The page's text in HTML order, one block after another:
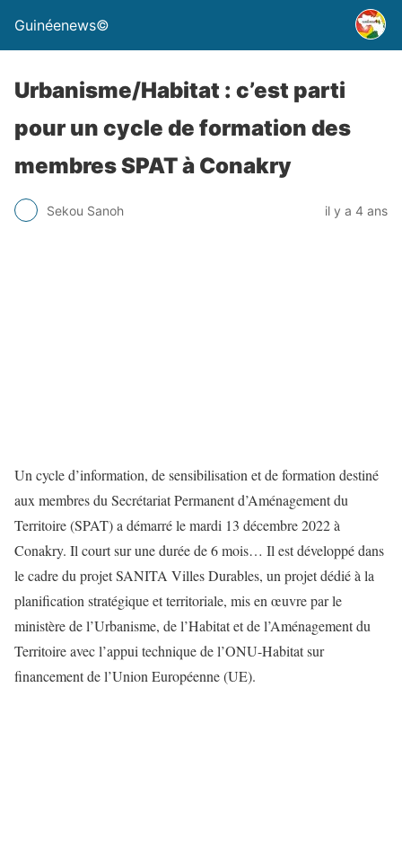
Guinéenews©
Urbanisme/Habitat : c’est parti
pour un cycle de formation des
membres SPAT à Conakry
Sekou Sanoh il y a 4 ans
Un cycle d’information, de sensibilisation et de formation destiné
aux membres du Secrétariat Permanent d’Aménagement du
Territoire (SPAT) a démarré le mardi 13 décembre 2022 à
Conakry. Il court sur une durée de 6 mois… Il est développé dans
le cadre du projet SANITA Villes Durables, un projet dédié à la
planification stratégique et territoriale, mis en œuvre par le
ministère de l’Urbanisme, de l’Habitat et de l’Aménagement du
Territoire avec l’appui technique de l’ONU-Habitat sur
financement de l’Union Européenne (UE).